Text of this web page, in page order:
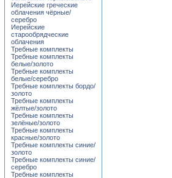
Иерейские греческие
облачения чёрные/
серебро
Иерейские
старообрядческие
облачения
Требные комплекты
Требные комплекты
белые/золото
Требные комплекты
белые/серебро
Требные комплекты бордо/
золото
Требные комплекты
жёлтые/золото
Требные комплекты
зелёные/золото
Требные комплекты
красные/золото
Требные комплекты синие/
золото
Требные комплекты синие/
серебро
Требные комплекты